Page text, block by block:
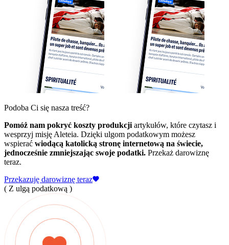
Podoba Ci się nasza treść?
Pomóż nam pokryć koszty produkcji artykułów, które czytasz i
wesprzyj misję Aleteia. Dzięki ulgom podatkowym możesz
wspierać wiodącą katolicką stronę internetową na świecie,
jednocześnie zmniejszając swoje podatki. Przekaż darowiznę
teraz.
Przekazuję darowiznę teraz
( Z ulgą podatkową )